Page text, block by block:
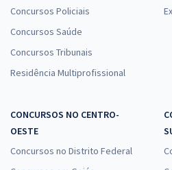
Concursos Policiais
Concursos Saúde
Concursos Tribunais
Residência Multiprofissional
CONCURSOS NO CENTRO-
OESTE
Concursos no Distrito Federal